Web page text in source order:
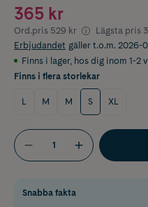
365 kr
Ord.pris 529 kr Lägsta pris
Erbjudandet gäller t.o.m. 2026-
Finns i lager, hos dig inom 1-2
Finns i flera storlekar
L M M S XL
Snabba fakta